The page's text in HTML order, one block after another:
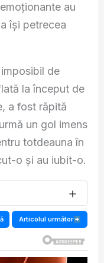
au
își petrecea
de
la început de
a fost răpită
un gol imens
totdeauna în
o și au iubit-o.
＋
Articolul următor